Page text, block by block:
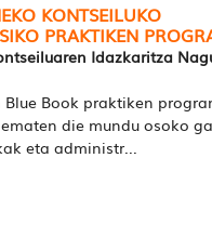
KONTSEILUKO
PRAKTIKEN
Idazkaritza
Blue Book praktiken
die mundu osoko
eta administr...